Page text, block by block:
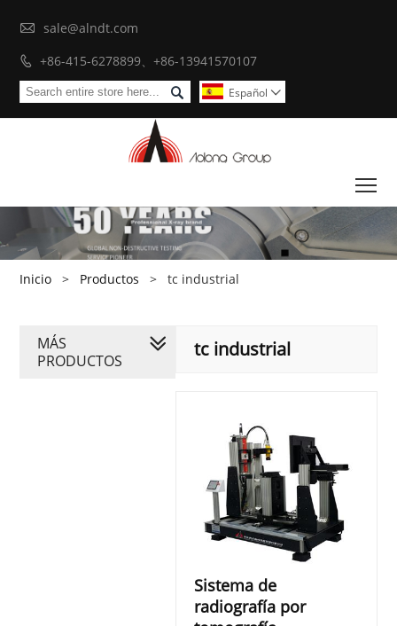
 sale@alndt.com
 +86-415-6278899、+86-13941570107
 Español 
Inicio > Productos > tc industrial
tc industrial
Sistema de
radiografía por
MÁS
PRODUCTOS